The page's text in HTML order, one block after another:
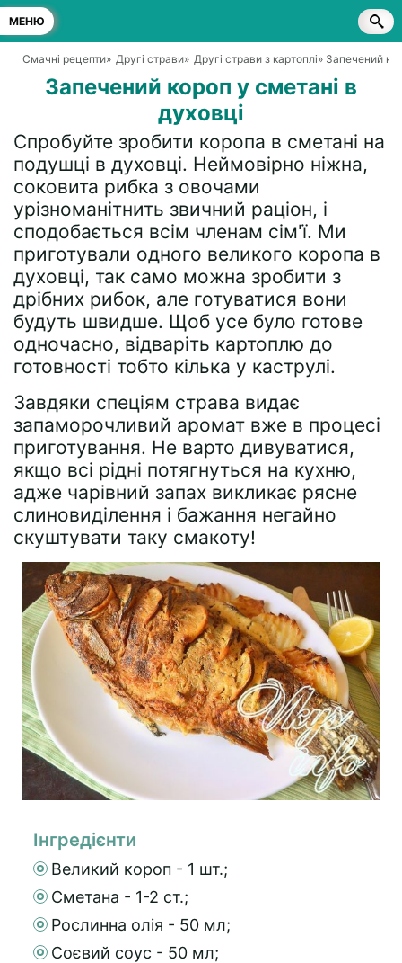
МЕНЮ
Смачні рецепти» Другі страви» Другі страви з картоплі» Запечений
Запечений короп у сметані в
духовці
Спробуйте зробити коропа в сметані на
подушці в духовці. Неймовірно ніжна,
соковита рибка з овочами
урізноманітнить звичний раціон, і
сподобається всім членам сім'ї. Ми
приготували одного великого коропа в
духовці, так само можна зробити з
дрібних рибок, але готуватися вони
будуть швидше. Щоб усе було готове
одночасно, відваріть картоплю до
готовності тобто кілька у каструлі.
Завдяки спеціям страва видає
запаморочливий аромат вже в процесі
приготування. Не варто дивуватися,
якщо всі рідні потягнуться на кухню,
адже чарівний запах викликає рясне
слиновиділення і бажання негайно
скуштувати таку смакоту!
Інгредієнти
Великий короп - 1 шт.;
Сметана - 1-2 ст.;
Рослинна олія - 50 мл;
Соєвий соус - 50 мл;